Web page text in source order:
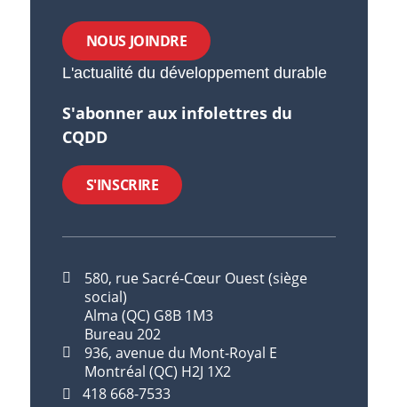
NOUS JOINDRE
L'actualité du développement durable
S'abonner aux infolettres du
CQDD
S'INSCRIRE
580, rue Sacré-Cœur Ouest (siège
social)
Alma (QC) G8B 1M3
Bureau 202
936, avenue du Mont-Royal E
Montréal (QC) H2J 1X2
418 668-7533